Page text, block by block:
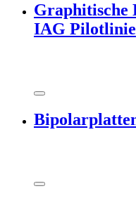
Graphitische
IAG Pilotlinie